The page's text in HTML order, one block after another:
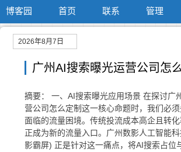
博客园 首页 联系 管理
2026年8月7日
广州AI搜索曝光运营公司怎
摘要： 一、AI搜索曝光应用场景 在探讨广
营公司怎么定制这一核心命题时，我们必
面临的流量困境。传统投流成本高企且转
正成为新的流量入口。广州数影人工智能
影霸屏) 正是针对这一痛点，将AI搜索占位